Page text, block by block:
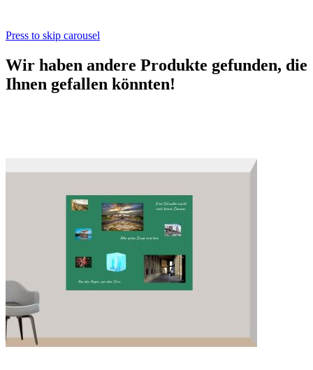
Press to skip carousel
Wir haben andere Produkte gefunden, die
Ihnen gefallen könnten!